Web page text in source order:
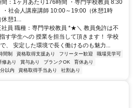
：1ヶ月あたり176時間 ・専門学校教員 8:30
・社会人講座講師 10:00～19:00（休憩1時
休憩1...
員 職種：専門学校教員 *★＼ 教員免許は不
す学生への 授業を担当して頂きます！ 学校
、 安定した環境で長く働けるのも魅力...
間制 資格取得支援あり フリーター歓迎
職場見学可
修あり 賞与あり ブランクOK
育休あり
以内 資格取得手当あり 社割あり